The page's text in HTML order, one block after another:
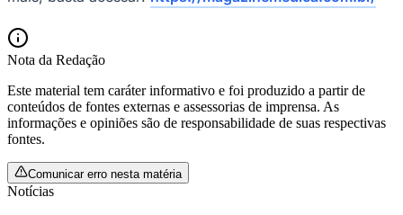
Nota da Redação
Este material tem caráter informativo e foi produzido a partir de
conteúdos de fontes externas e assessorias de imprensa. As
informações e opiniões são de responsabilidade de suas respectivas
fontes.
Comunicar erro nesta matéria
Notícias